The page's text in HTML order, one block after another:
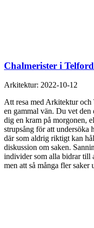
Chalmerister i
Arkitektur: 2022-10-12
Att resa med Arkitektur och
en gammal vän. Du vet den
dig en kram på morgonen,
strupsång för att undersöka
där som aldrig riktigt kan
diskussion om saken.
individer som alla bidrar till
men att så många fler saker